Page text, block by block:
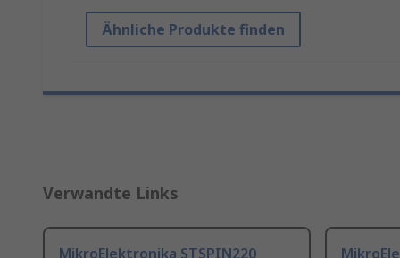
Ähnliche Produkte finden
Verwandte Links
MikroElektronika STSPIN220